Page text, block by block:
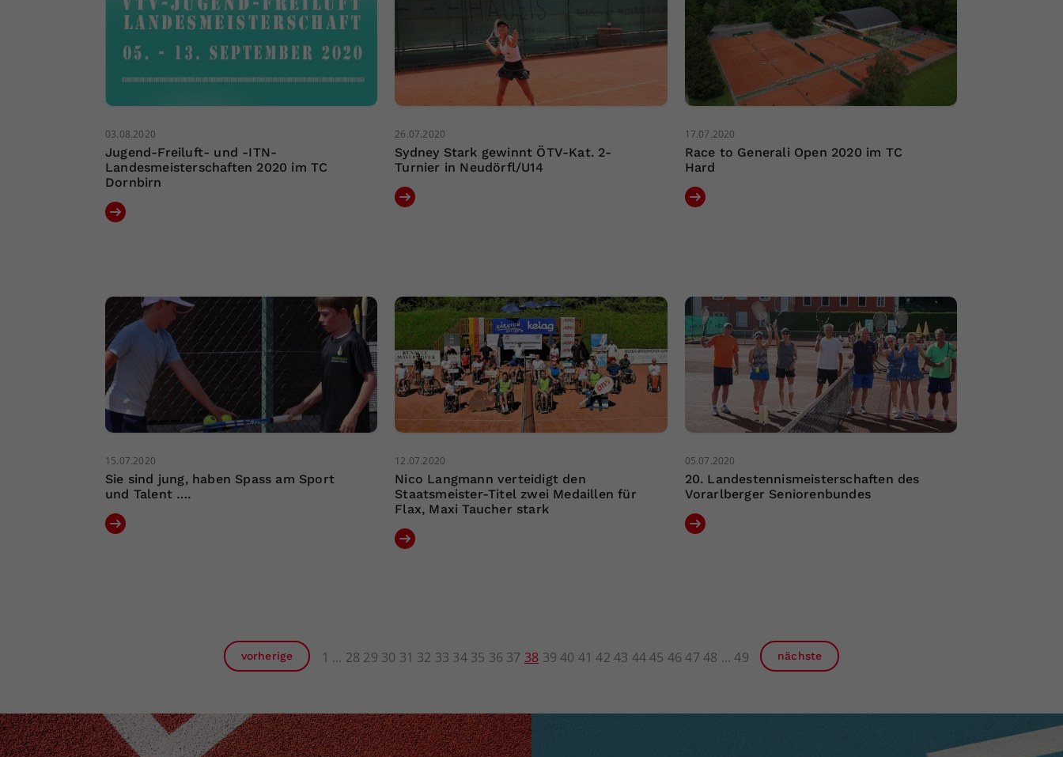
03.08.2020
Jugend-Freiluft- und -ITN-
Landesmeisterschaften 2020 im TC
Dornbirn
26.07.2020
Sydney Stark gewinnt ÖTV-Kat. 2-
Turnier in Neudörfl/U14
17.07.2020
Race to Generali Open 2020 im TC
Hard
15.07.2020
Sie sind jung, haben Spass am Sport
und Talent ….
12.07.2020
Nico Langmann verteidigt den
Staatsmeister-Titel zwei Medaillen für
Flax, Maxi Taucher stark
05.07.2020
20. Landestennismeisterschaften des
Vorarlberger Seniorenbundes
vorherige 1 28 29 30 31 32 33 34 35 36 37 38 39 40 41 42 43 4445 46 47 48 49 nächste